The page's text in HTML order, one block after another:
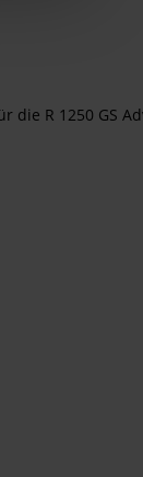
die R 1250 GS